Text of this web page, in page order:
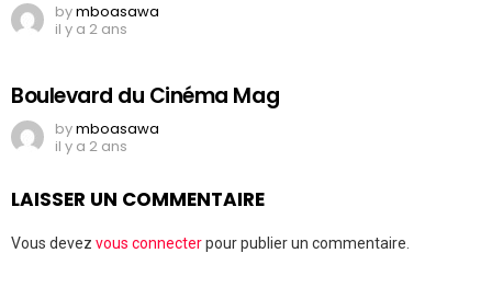
bymboasawa
il y a 2 ans
Boulevard du Cinéma Mag
bymboasawa
il y a 2 ans
LAISSER UN COMMENTAIRE
Vous devez vous connecterpour publier un commentaire.